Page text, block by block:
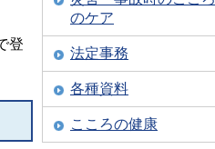
登
のケア
法定事務
各種資料
こころの健康